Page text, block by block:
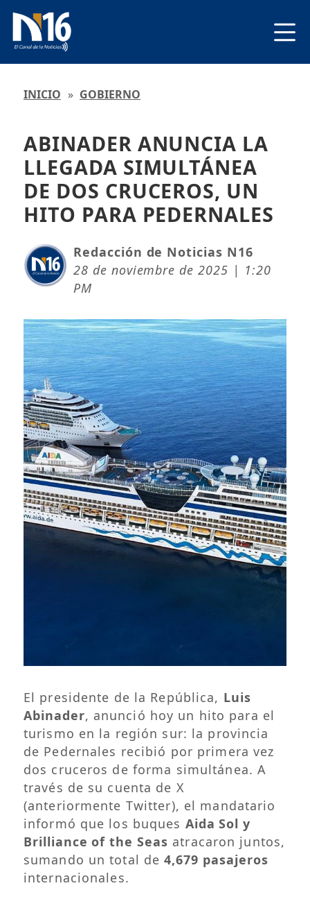
INICIO » GOBIERNO
ABINADER ANUNCIA LA
LLEGADA SIMULTÁNEA
DE DOS CRUCEROS, UN
HITO PARA PEDERNALES
Redacción de Noticias N16
28 de noviembre de 2025 | 1:20
PM
El presidente de la República, Luis
Abinader, anunció hoy un hito para el
turismo en la región sur: la provincia
de Pedernales recibió por primera vez
dos cruceros de forma simultánea. A
través de su cuenta de X
(anteriormente Twitter), el mandatario
informó que los buques Aida Sol y
Brilliance of the Seas atracaron juntos,
sumando un total de4,679 pasajeros
internacionales.